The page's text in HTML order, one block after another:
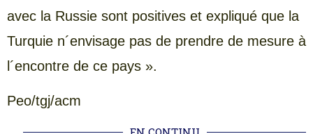
avec la Russie sont positives et expliqué que la
Turquie n´envisage pas de prendre de mesure à
l´encontre de ce pays ».
Peo/tgj/acm